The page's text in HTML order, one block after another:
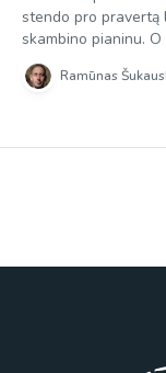
stendo pro pravertą
skambino pianinu.
šių dviejų muzikos
negalėčiau atskirti.
Parko […]
Ramūnas